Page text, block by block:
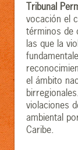
Tribunal
vocación el
términos de
las que la
el ámbito
violaciones
ambiental
Caribe.